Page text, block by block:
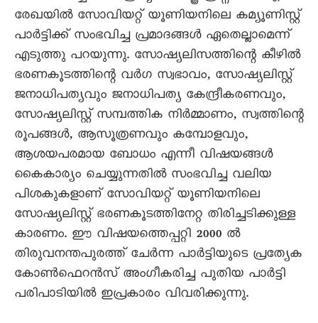
രേഖയില്‍ സോവിയറ്റ് യൂണിയനിലെ കമ്യൂണിസ്റ്റ്
പാര്‍ട്ടിക്ക് സംഭവിച്ച പ്രമാദങ്ങള്‍ ഏതെല്ലാമെന്ന്
എടുത്തു പറയുന്നു. സോഷ്യലിസത്തിന്റെ കീഴില്‍
ഭരണകൂടത്തിന്റെ വര്‍ഗ സ്വഭാവം, സോഷ്യലിസ്റ്റ്
ജനാധിപത്യവും ജനാധിപത്യ കേന്ദ്രീകരണവും,
സോഷ്യലിസ്റ്റ് സമ്പത്തിക നിര്‍മ്മാണം, സ്വത്തിന്റെ
രൂപങ്ങള്‍, ആസൂത്രണവും കമ്പോളവും,
ആശയപരമായ ബോധം എന്നീ വിഷയങ്ങള്‍
കൈകാര്യം ചെയ്യുന്നതില്‍ സംഭവിച്ച വലിയ
പിശകുകളാണ് സോവിയറ്റ് യൂണിയനിലെ
സോഷ്യലിസ്റ്റ് ഭരണകൂടത്തിനേറ്റ തിരിച്ചടിക്കുള്ള
കാരണം. ഈ വിഷയത്തെപ്പറ്റി 2000 ല്‍
തിരുവനന്തപുരത്ത് ചേര്‍ന്ന പാര്‍ട്ടിയുടെ പ്രത്യേക
കോണ്‍ഫെറന്‍സ് അംഗീകരിച്ച പുതിയ പാര്‍ട്ടി
പരിപാടിയില്‍ ഇപ്രകാരം വിവരിക്കുന്നു.